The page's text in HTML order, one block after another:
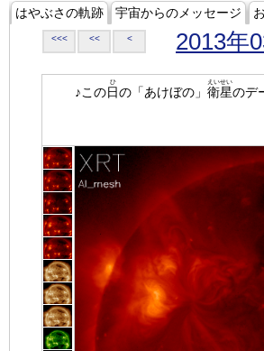
はやぶさの軌跡 宇宙からのメッセージ
<<< << < 2013年
♪この日
ひ
の「あけぼの」 衛星
えいせい
のデ